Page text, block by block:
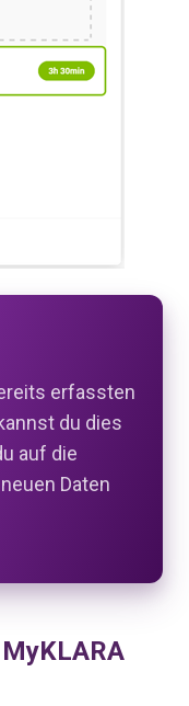
erfassten
du dies
auf die
Daten